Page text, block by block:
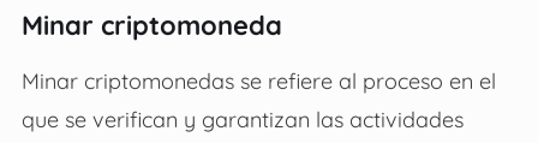
Minar criptomoneda
Minar criptomonedas se refiere al proceso en el
que se verifican y garantizan las actividades